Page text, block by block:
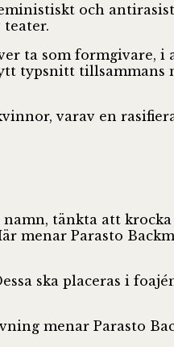
och
ta som
typsnitt tillsammans
varav en
tänkta att
menar Parasto
ska placeras i
menar Parasto